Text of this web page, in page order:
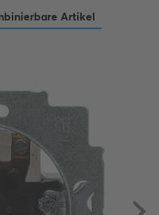
Artikel